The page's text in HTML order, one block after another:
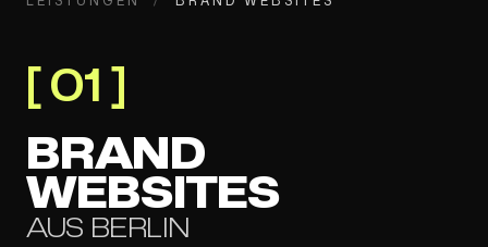
[01]
BRAND
WEBSITES
AUS BERLIN